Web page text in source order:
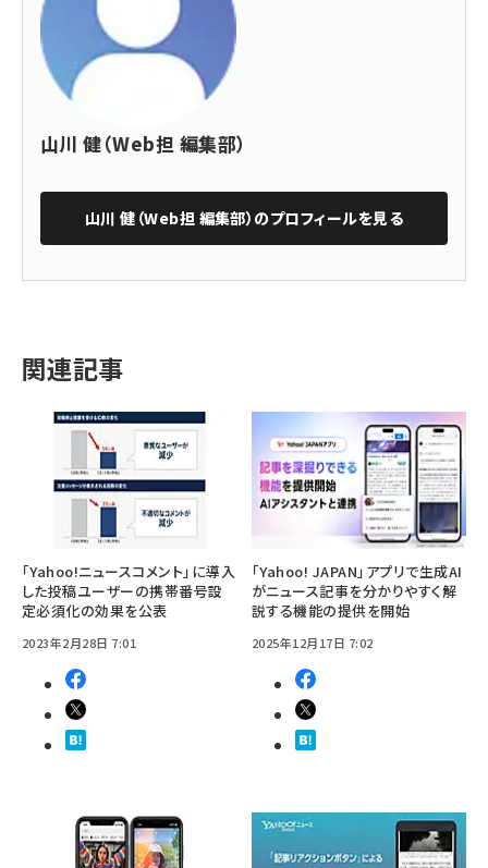
山川 健（Web担 編集部）
山川 健（Web担 編集部） のプロフィールを見る
関連記事
「Yahoo!ニュースコメント」に導入
した投稿ユーザーの携帯番号設
定必須化の効果を公表
2023年2月28日 7:01
「Yahoo! JAPAN」アプリで生成AI
がニュース記事を分かりやすく解
説する機能の提供を開始
2025年12月17日 7:02